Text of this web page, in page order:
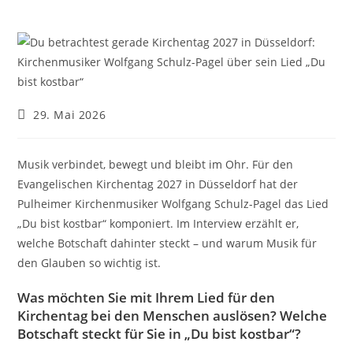
Beitrag
29. Mai 2026
Musik verbindet, bewegt und bleibt im Ohr. Für den
Evangelischen Kirchentag 2027 in Düsseldorf hat der
Pulheimer Kirchenmusiker Wolfgang Schulz-Pagel das Lied
„Du bist kostbar“ komponiert. Im Interview erzählt er,
welche Botschaft dahinter steckt – und warum Musik für
den Glauben so wichtig ist.
Was möchten Sie mit Ihrem Lied für den
Kirchentag bei den Menschen auslösen? Welche
Botschaft steckt für Sie in „Du bist kostbar“?